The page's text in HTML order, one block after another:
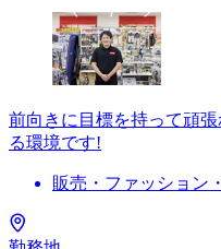
前向きに目標を持って頑
る環境です!
販売・ファッション